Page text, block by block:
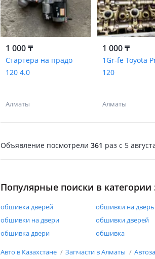
1 000 ₸
Стартера на прадо
120 4.0
Алматы
1 000 ₸
1Gr-fe Toyota
120
Алматы
Объявление посмотрели 361 раз c 5
Популярные поиски в категории
обшивка дверей обшивки на дверь
обшивки на двери
обшивки дверей
обшивка двери
обшивка
Авто в Казахстане Запчасти в Алматы